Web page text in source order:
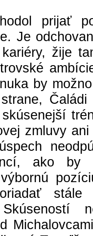
prijať
Je
žije
by
zmluvy
ako by
stále